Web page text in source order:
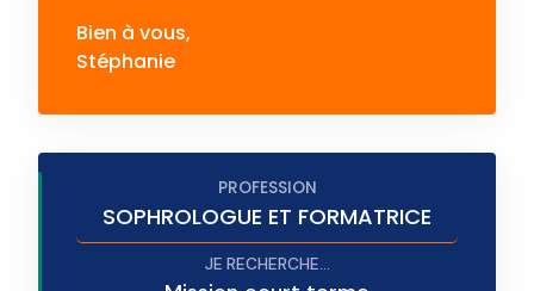
Bien à vous,
Stéphanie
SOPHROLOGUE ET FORMATRICE